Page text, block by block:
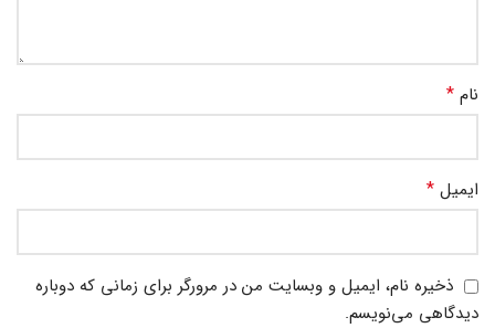
نام *
ایمیل *
ذخیره نام، ایمیل و وبسایت من در مرورگر برای زمانی که دوباره
دیدگاهی می‌نویسم.